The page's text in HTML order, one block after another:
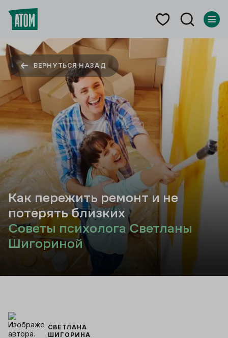
ВЕРНУТЬСЯ НАЗАД
Как пережить ремонт и не
потерять близких
Советы психолога Светланы
Шигориной
СВЕТЛАНА
ШИГОРИНА